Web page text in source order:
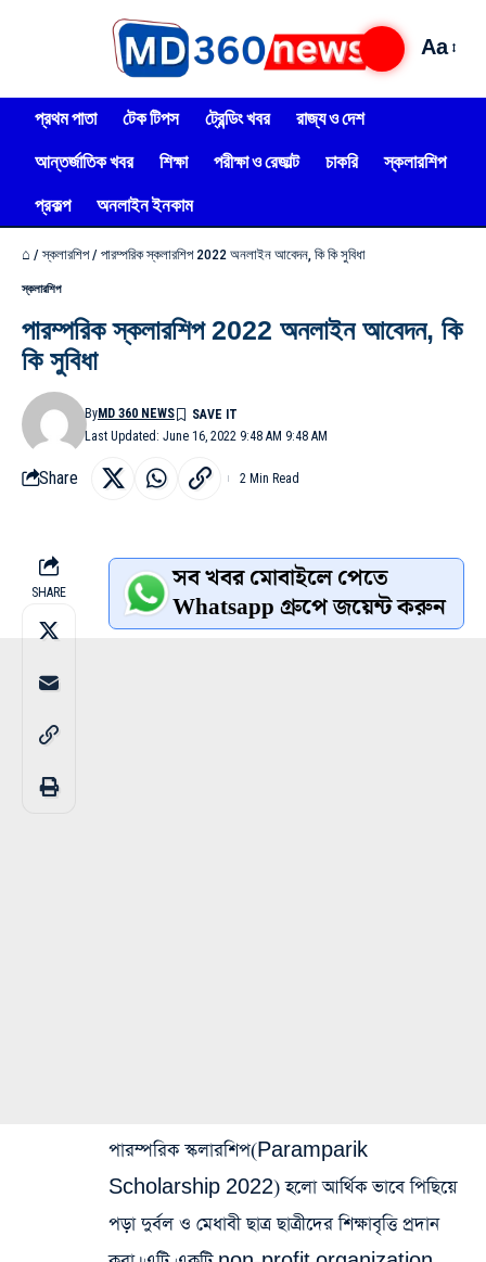
Aa
প্রথম পাতা টেক টিপস ট্রেন্ডিং খবর
রাজ্য ও দেশ
আন্তর্জাতিক খবর
শিক্ষা পরীক্ষা ও রেজাল্ট চাকরি
স্কলারশিপ
প্রকল্প
অনলাইন ইনকাম
⌂ /স্কলারশিপ/ পারম্পরিক স্কলারশিপ 2022 অনলাইন আবেদন, কি কি সুবিধা
স্কলারশিপ
পারম্পরিক স্কলারশিপ 2022 অনলাইন আবেদন, কি
কি সুবিধা
Last Updated: June 16, 2022 9:48 AM 9:48 AM
ByMD 360 NEWS
Share 2 Min Read
SHARE সব খবর মোবাইলে পেতে
Whatsapp গ্রুপে জয়েন্ট করুন
পারম্পরিক স্কলারশিপ(Paramparik
Scholarship 2022) হলো আর্থিক ভাবে পিছিয়ে
পড়া দুর্বল ও মেধাবী ছাত্র ছাত্রীদের শিক্ষাবৃত্তি প্রদান